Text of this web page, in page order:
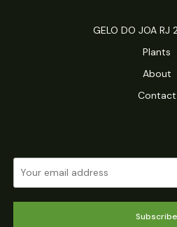
GELO DO JOA RJ
Plants
About
Contact
Subscribe